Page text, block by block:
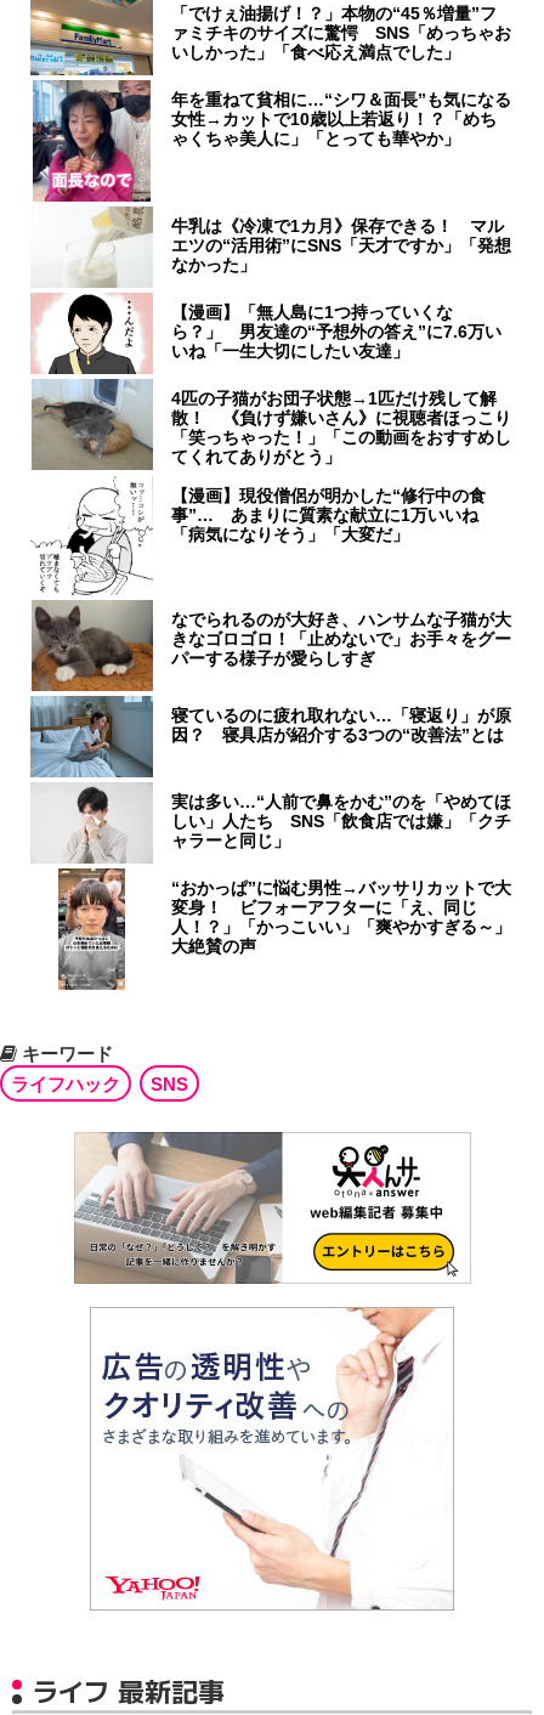
「でけぇ油揚げ！？」本物の“45％増量”フ
ァミチキのサイズに驚愕 SNS「めっちゃお
いしかった」「食べ応え満点でした」
年を重ねて貧相に…“シワ＆面長”も気になる
女性→カットで10歳以上若返り！？「めち
ゃくちゃ美人に」「とっても華やか」
牛乳は《冷凍で1カ月》保存できる！ マル
エツの“活用術”にSNS「天才ですか」「発想
なかった」
【漫画】「無人島に1つ持っていくな
ら？」 男友達の“予想外の答え”に7.6万い
いね「一生大切にしたい友達」
4匹の子猫がお団子状態→1匹だけ残して解
散！ 《負けず嫌いさん》に視聴者ほっこり
「笑っちゃった！」「この動画をおすすめし
てくれてありがとう」
【漫画】現役僧侶が明かした“修行中の食
事”… あまりに質素な献立に1万いいね
「病気になりそう」「大変だ」
なでられるのが大好き、ハンサムな子猫が大
きなゴロゴロ！「止めないで」お手々をグー
パーする様子が愛らしすぎ
寝ているのに疲れ取れない…「寝返り」が原
因？ 寝具店が紹介する3つの“改善法”とは
実は多い…“人前で鼻をかむ”のを「やめてほ
しい」人たち SNS「飲食店では嫌」「クチ
ャラーと同じ」
“おかっぱ”に悩む男性→バッサリカットで大
変身！ ビフォーアフターに「え、同じ
人！？」「かっこいい」「爽やかすぎる～」
大絶賛の声
キーワード
ライフハック
SNS
ライフ 最新記事